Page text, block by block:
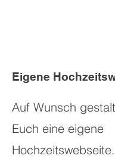
Eigene
Auf Wunsch
Euch eine eigene